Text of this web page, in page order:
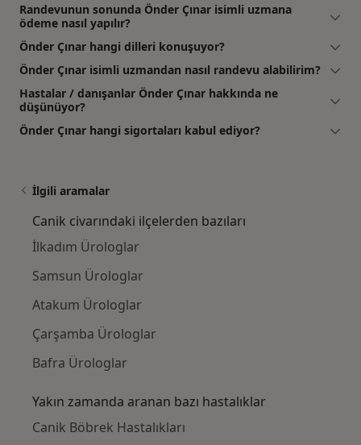
Randevunun sonunda Önder Çınar isimli uzmana
ödeme nasıl yapılır?
Önder Çınar hangi dilleri konuşuyor?
Önder Çınar isimli uzmandan nasıl randevu alabilirim?
Hastalar / danışanlar Önder Çınar hakkında ne
düşünüyor?
Önder Çınar hangi sigortaları kabul ediyor?
İlgili aramalar
Canik civarındaki ilçelerden bazıları
İlkadım Ürologlar
Samsun Ürologlar
Atakum Ürologlar
Çarşamba Ürologlar
Bafra Ürologlar
Yakın zamanda aranan bazı hastalıklar
Canik Böbrek Hastalıkları